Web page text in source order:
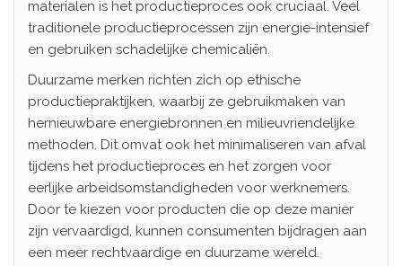
materialen is het productieproces ook cruciaal. Veel
traditionele productieprocessen zijn energie-intensief
en gebruiken schadelijke chemicaliën.
Duurzame merken richten zich op ethische
productiepraktijken, waarbij ze gebruikmaken van
hernieuwbare energiebronnen en milieuvriendelijke
methoden. Dit omvat ook het minimaliseren van afval
tijdens het productieproces en het zorgen voor
eerlijke arbeidsomstandigheden voor werknemers.
Door te kiezen voor producten die op deze manier
zijn vervaardigd, kunnen consumenten bijdragen aan
een meer rechtvaardige en duurzame wereld.